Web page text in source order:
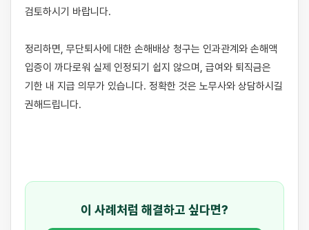
검토하시기 바랍니다.
정리하면, 무단퇴사에 대한 손해배상 청구는 인과관계와 손해액
입증이 까다로워 실제 인정되기 쉽지 않으며, 급여와 퇴직금은
기한 내 지급 의무가 있습니다. 정확한 것은 노무사와 상담하시길
권해드립니다.
이 사례처럼 해결하고 싶다면?